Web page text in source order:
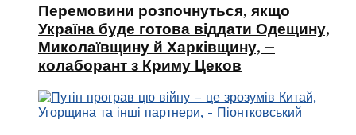
Перемовини розпочнуться, якщо
Україна буде готова віддати Одещину,
Миколаївщину й Харківщину, –
колаборант з Криму Цеков